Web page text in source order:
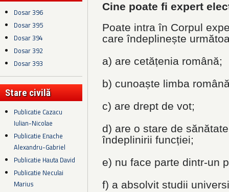
Dosar 396
Dosar 395
Dosar 394
Dosar 392
Dosar 393
Stare civilă
Publicatie Cazacu
Iulian-Nicolae
Publicatie Enache
Alexandru-Gabriel
Publicatie Hauta David
Publicatie Neculai
Marius
Cine poate fi expert
Poate intra în Corpul
care îndeplinește
a) are cetățenia română;
b) cunoaște limba
c) are drept de vot;
d) are o stare de
îndeplinirii funcției;
e) nu face parte dintr-un
f) a absolvit studii